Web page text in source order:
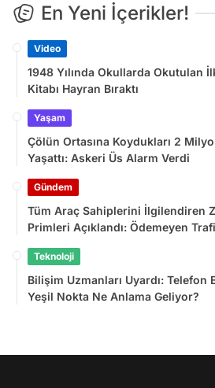
En Yeni İçerikler!
Video
1948 Yılında Okullarda Okutulan
Kitabı Hayran Bıraktı
Yaşam
Çölün Ortasına Koydukları 2
Yaşattı: Askeri Üs Alarm Verdi
Gündem
Tüm Araç Sahiplerini İlgilendiren
Primleri Açıklandı: Ödemeyen
Teknoloji
Bilişim Uzmanları Uyardı: Telefon
Yeşil Nokta Ne Anlama Geliyor?